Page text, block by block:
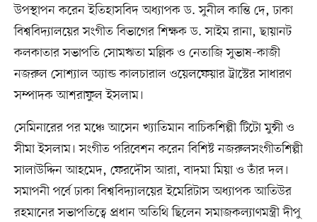
উপস্থাপন করেন ইতিহাসবিদ অধ্যাপক ড. সুনীল কান্তি দে, ঢাকা
বিশ্ববিদ্যালয়ের সংগীত বিভাগের শিক্ষক ড. সাইম রানা, ছায়ানট
কলকাতার সভাপতি সোমঋতা মল্লিক ও নেতাজি সুভাষ-কাজী
নজরুল সোশ্যাল অ্যান্ড কালচারাল ওয়েলফেয়ার ট্রাস্টের সাধারণ
সম্পাদক আশরাফুল ইসলাম।
সেমিনারের পর মঞ্চে আসেন খ্যাতিমান বাচিকশিল্পী টিটো মুন্সী ও
সীমা ইসলাম। সংগীত পরিবেশন করেন বিশিষ্ট নজরুলসংগীতশিল্পী
সালাউদ্দিন আহমেদ, ফেরদৌস আরা, বাদমা মিয়া ও তাঁর দল।
সমাপনী পর্বে ঢাকা বিশ্ববিদ্যালয়ের ইমেরিটাস অধ্যাপক আতিউর
রহমানের সভাপতিত্বে প্রধান অতিথি ছিলেন সমাজকল্যাণমন্ত্রী দীপু